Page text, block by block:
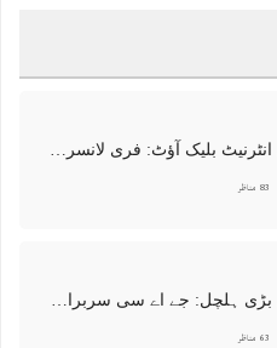
83 مناظر
63 مناظر